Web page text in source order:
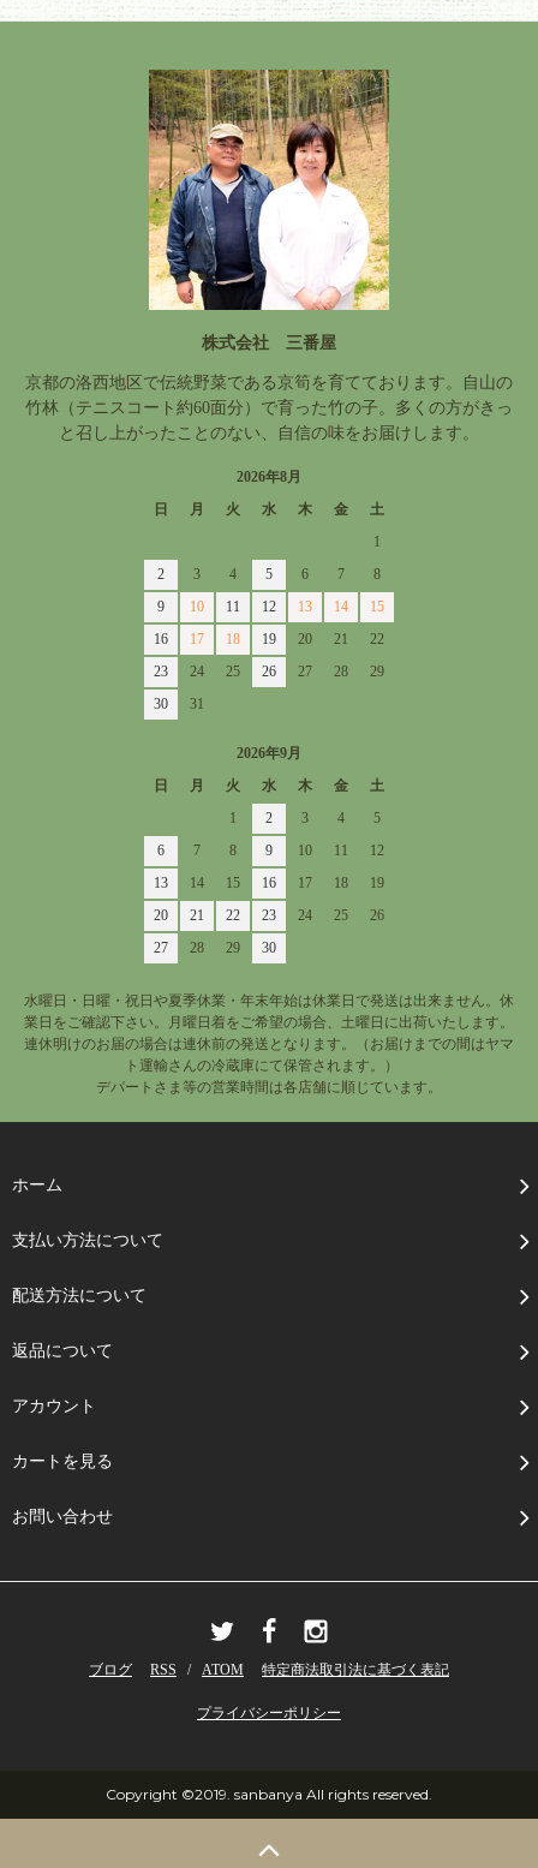
株式会社 三番屋
京都の洛西地区で伝統野菜である京筍を育てております。自山の
竹林（テニスコート約60面分）で育った竹の子。多くの方がきっ
と召し上がったことのない、自信の味をお届けします。
2026年8月
日
月 火 水 木 金
土
1
2
3 4 5 6 7
8
9
10 11 12 13 14
15
16
17 18 19 20 21
22
23
24 25 26 27 28
29
30
31
2026年9月
日
月 火 水 木 金
土
1
2 3 4
5
6
7 8 9 10 11
12
13
14 15 16 17 18
19
20
21 22 23 24 25
26
27
28 29 30
水曜日・日曜・祝日や夏季休業・年末年始は休業日で発送は出来ません。休
業日をご確認下さい。月曜日着をご希望の場合、土曜日に出荷いたします。
連休明けのお届の場合は連休前の発送となります。（お届けまでの間はヤマ
ト運輸さんの冷蔵庫にて保管されます。）
デパートさま等の営業時間は各店舗に順じています。
ホーム
支払い方法について
配送方法について
返品について
アカウント
カートを見る
お問い合わせ
ブログ RSS / ATOM 特定商法取引法に基づく表記
プライバシーポリシー
Copyright ©2019. sanbanya All rights reserved.